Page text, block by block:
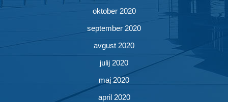
oktober 2020
september 2020
avgust 2020
julij 2020
maj 2020
april 2020